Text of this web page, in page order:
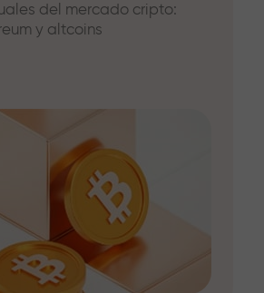
del mercado cripto:
y altcoins